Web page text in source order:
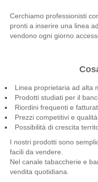
Cerchiamo professionisti
pronti a inserire una linea
vendono ogni giorno
Linea proprietaria ad alta
Prodotti studiati per il
Riordini frequenti e
Prezzi competitivi e
Possibilità di crescita
I nostri prodotti sono
facili da vendere.
Nel canale tabaccherie e
vendita quotidiana.